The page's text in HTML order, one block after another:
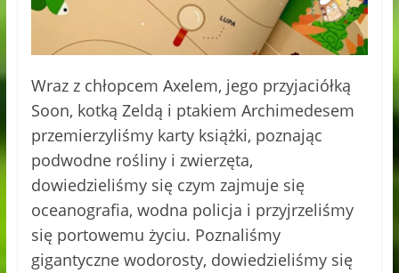
Wraz z chłopcem Axelem, jego przyjaciółką
Soon, kotką Zeldą i ptakiem Archimedesem
przemierzyliśmy karty książki, poznając
podwodne rośliny i zwierzęta,
dowiedzieliśmy się czym zajmuje się
oceanografia, wodna policja i przyjrzeliśmy
się portowemu życiu. Poznaliśmy
gigantyczne wodorosty, dowiedzieliśmy się